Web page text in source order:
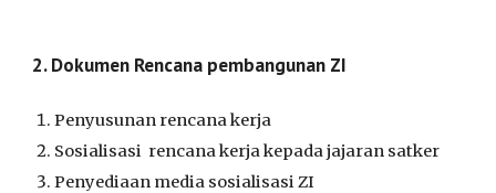
2. Dokumen Rencana pembangunan ZI
Penyusunan rencana kerja
Sosialisasi rencana kerja kepada jajaran satker
Penyediaan media sosialisasi ZI